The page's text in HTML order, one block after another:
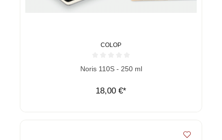
COLOP
Durchschnittliche Bewertung von 0 von 5 Sternen
Noris 110S - 250 ml
18,00 €*